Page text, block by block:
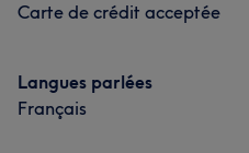
Carte de crédit acceptée
Langues parlées
Français